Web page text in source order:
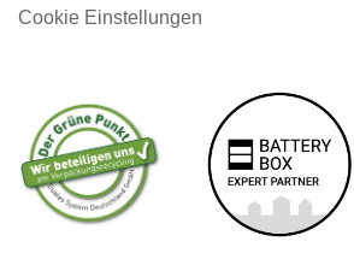
Cookie Einstellungen